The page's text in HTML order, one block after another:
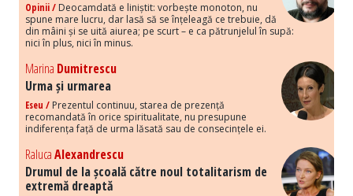
Opinii / Deocamdată e liniștit: vorbește monoton, nu
spune mare lucru, dar lasă să se înțeleagă ce trebuie, dă
din mâini și se uită aiurea; pe scurt – e ca pătrunjelul în supă:
nici în plus, nici în minus.
Marina Dumitrescu
Urma și urmarea
Eseu / Prezentul continuu, starea de prezență
recomandată în orice spiritualitate, nu presupune
indiferența față de urma lăsată sau de consecințele ei.
RalucaAlexandrescu
Drumul de la școală către noul totalitarism de
extremă dreaptă